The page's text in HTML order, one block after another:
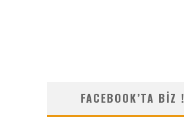
FACEBOOK’TA BIZ !